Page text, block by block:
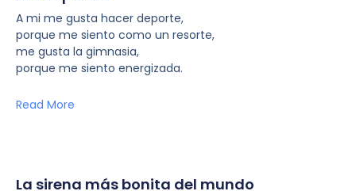
A mi me gusta hacer deporte,
porque me siento como un resorte,
me gusta la gimnasia,
porque me siento energizada.
Read More
La sirena más bonita del mundo